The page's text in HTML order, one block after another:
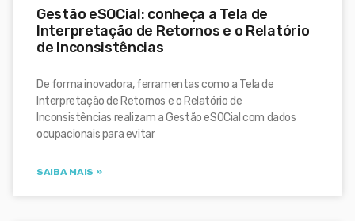
Gestão eSOCial: conheça a Tela de
Interpretação de Retornos e o Relatório
de Inconsistências
De forma inovadora, ferramentas como a Tela de
Interpretação de Retornos e o Relatório de
Inconsistências realizam a Gestão eSOCial com dados
ocupacionais para evitar
SAIBA MAIS »